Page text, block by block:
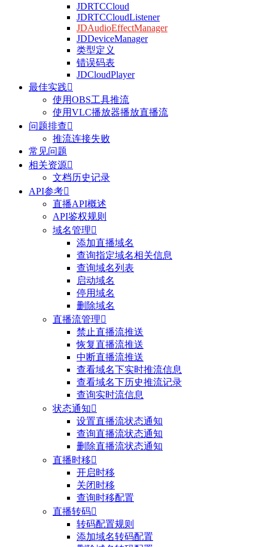
JDRTCCloud
JDRTCCloudListener
JDAudioEffectManager
JDDeviceManager
类型定义
错误码表
JDCloudPlayer
最佳实践
使用OBS工具推流
使用VLC播放器播放直播流
问题排查
推流连接失败
常见问题
相关资源
文档历史记录
API参考
直播API概述
API鉴权规则
域名管理
添加直播域名
查询指定域名相关信息
查询域名列表
启动域名
停用域名
删除域名
直播流管理
禁止直播流推送
恢复直播流推送
中断直播流推送
查看域名下实时推流信息
查看域名下历史推流记录
查询实时流信息
状态通知
设置直播流状态通知
查询直播流状态通知
删除直播流状态通知
直播时移
开启时移
关闭时移
查询时移配置
直播转码
转码配置规则
添加域名转码配置